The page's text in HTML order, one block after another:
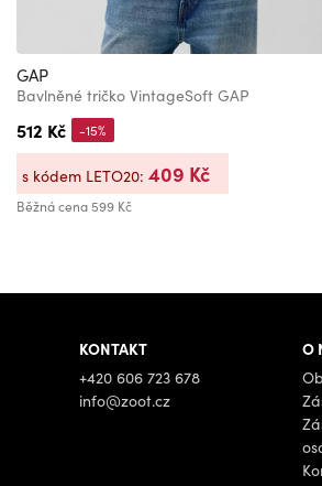
GAP
Bavlněné tričko VintageSoft GAP
512 Kč
Běžná cena599 Kč
-15%
s kódem LETO20: 409 Kč
KONTAKT
+420 606 723 678
info@zoot.cz
O